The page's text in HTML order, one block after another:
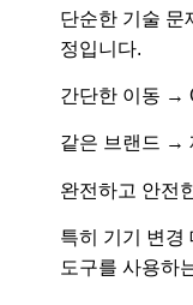
단순한 기술 문
정입니다.
간단한 이동 →
같은 브랜드 →
완전하고 안전
특히 기기 변경
도구를 사용하